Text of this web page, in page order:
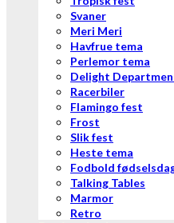
Svaner
Meri Meri
Havfrue tema
Perlemor tema
Delight
Racerbiler
Flamingo fest
Frost
Slik fest
Heste tema
Fodbold
Talking Tables
Marmor
Retro